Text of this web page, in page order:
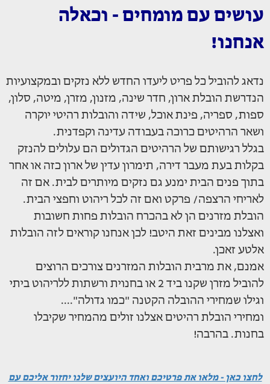
עושים עם מומחים - וכאלה
אנחנו!
נדאג להוביל כל פריט ליעדו החדש ללא נזקים ובמקצועיות
הנדרשת הובלת ארון, חדר שינה, מזנון, מזרן, מיטה, סלון,
ספות, ספריה, פינת אוכל, שידה והובלות רהיטי יוקרה
ושאר הרהיטים כרוכה בעבודה עדינה וקפדנית.
בגלל רגישותם של הרהיטים הגדולים הם עלולים להנזק
בקלות בעת מעבר דירה, תימרון עדין של ארון כזה או אחר
בתוך פנים הבית ימנע גם נזקים מיותרים לבית. אם זה
לאריחי הרצפה/ פרקט ואם זה לכל ריהוט וחפצי הבית.
הובלת מזרנים הן לא בהכרח הובלות פחות חשובות
ואצלנו מבינים זאת היטב! לכן אנחנו קוראים לזה הובלות
אלטע זאכן.
אמנם, את מרבית הובלות המזרנים צורכים הרוצים
להוביל מזרן שקנו ביד 2 או בחנוית ורשתות ללריהוט ביתי
וגילו שמחירי ההובלה הקטנה "כמו גדולה"....
ומחירי הובלת רהיטים אצלנו זולים מהמחיר שקיבלו
בחנות. בהרבה!
לחצו כאן - מלאו את פרטיכם ואחד היועצים שלנו יחזור אליכם עם